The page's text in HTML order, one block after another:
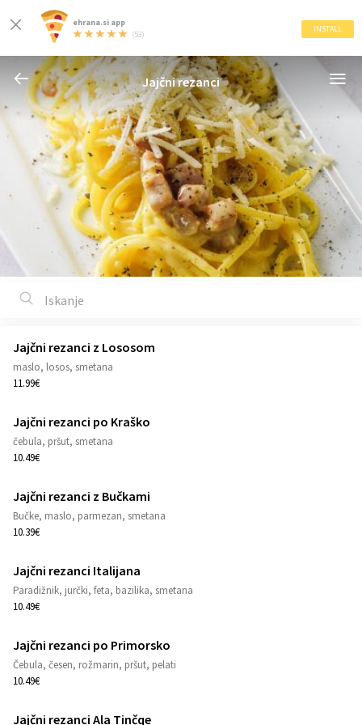
ehrana.si app
(53)
INSTALL
Jajčni rezanci
Jajčni rezanci z Lososom
maslo, losos, smetana
11.99€
Jajčni rezanci po Kraško
čebula, pršut, smetana
10.49€
Jajčni rezanci z Bučkami
Bučke, maslo, parmezan, smetana
10.39€
Jajčni rezanci Italijana
Paradižnik, jurčki, feta, bazilika, smetana
10.49€
Jajčni rezanci po Primorsko
Čebula, česen, rožmarin, pršut, pelati
10.49€
Jajčni rezanci Ala Tinčqe